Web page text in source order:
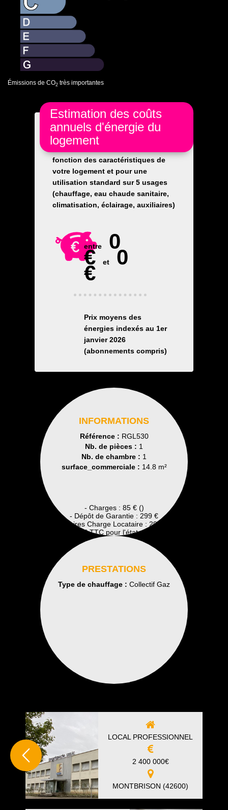
Émissions de CO2 très importantes
Estimation des coûts
annuels d'énergie du
logement
Les coûts sont estimés en
fonction des caractéristiques de
votre logement et pour une
utilisation standard sur 5 usages
(chauffage, eau chaude sanitaire,
climatisation, éclairage, auxiliaires)
entre 0
€ et 0
€
Prix moyens des
énergies indexés au 1er
janvier 2026
(abonnements compris)
INFORMATIONS
Référence : RGL530
Nb. de pièces : 1
Nb. de chambre : 1
surface_commerciale : 14.8 m²
- Charges : 85 € ()
- Dépôt de Garantie : 299 €
- Honoraires Charge Locataire : 299 € TTC
Dont 0 € TTC pour l'état des lieux
PRESTATIONS
Type de chauffage : Collectif Gaz
LOCAL PROFESSIONNEL
2 400 000€
MONTBRISON (42600)